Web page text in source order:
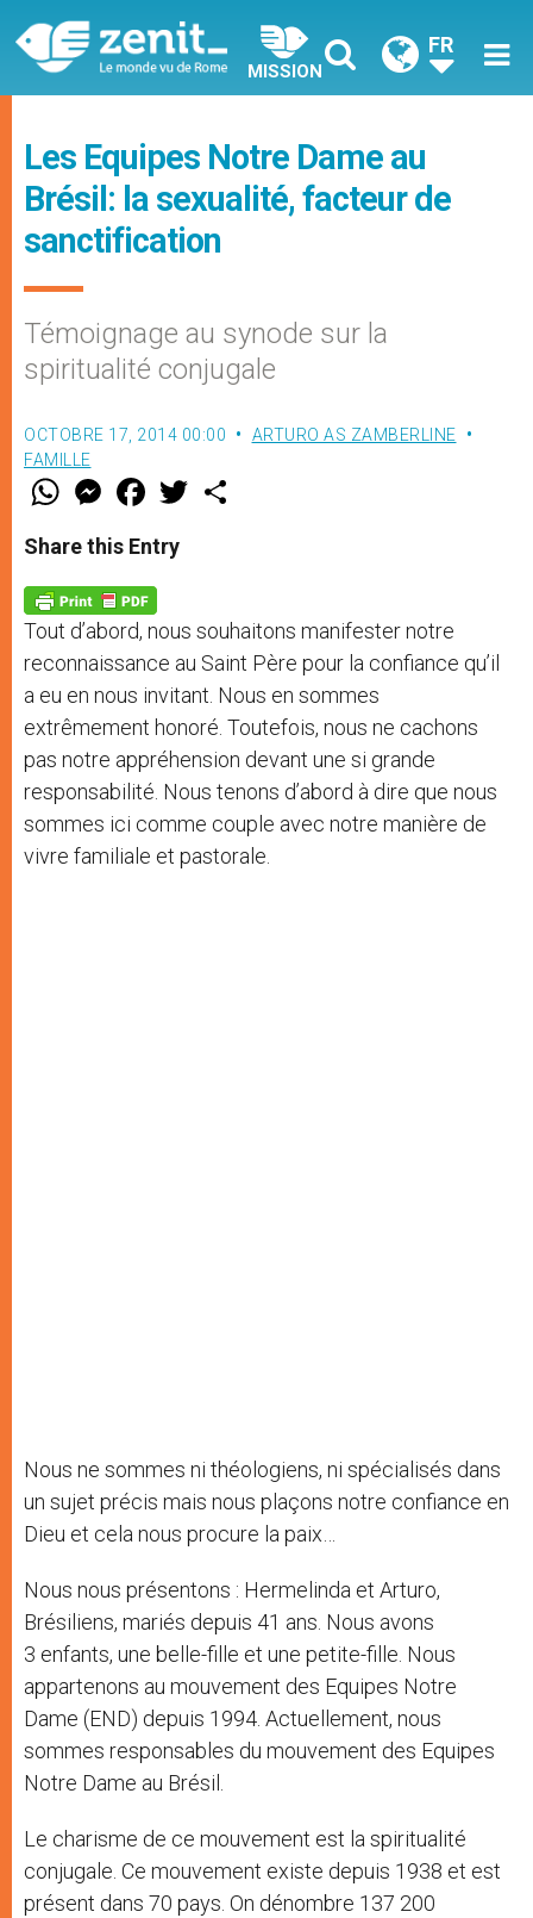
MISSION
FR
Les Equipes Notre Dame au
Brésil: la sexualité, facteur de
sanctification
Témoignage au synode sur la
spiritualité conjugale
OCTOBRE 17, 2014 00:00
ARTURO AS ZAMBERLINE
FAMILLE
W
t
s
p
p
M
e
s
e
g
e
r
F
a
e
b
o
k
w
Share this Entry
Tout d’abord, nous souhaitons manifester notre
reconnaissance au Saint Père pour la confiance qu’il
a eu en nous invitant. Nous en sommes
extrêmement honoré. Toutefois, nous ne cachons
pas notre appréhension devant une si grande
responsabilité. Nous tenons d’abord à dire que nous
sommes ici comme couple avec notre manière de
vivre familiale et pastorale.
Nous ne sommes ni théologiens, ni spécialisés dans
un sujet précis mais nous plaçons notre confiance en
Dieu et cela nous procure la paix…
Nous nous présentons : Hermelinda et Arturo,
Brésiliens, mariés depuis 41 ans. Nous avons
3 enfants, une belle-fille et une petite-fille. Nous
appartenons au mouvement des Equipes Notre
Dame (END) depuis 1994. Actuellement, nous
sommes responsables du mouvement des Equipes
Notre Dame au Brésil.
Le charisme de ce mouvement est la spiritualité
conjugale. Ce mouvement existe depuis 1938 et est
présent dans 70 pays. On dénombre 137 200